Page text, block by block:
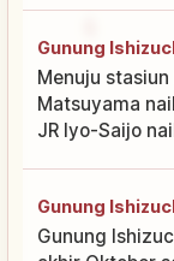
Gunung
Menuju
Matsuyama
JR Iyo-Saijo
Gunung
Gunung